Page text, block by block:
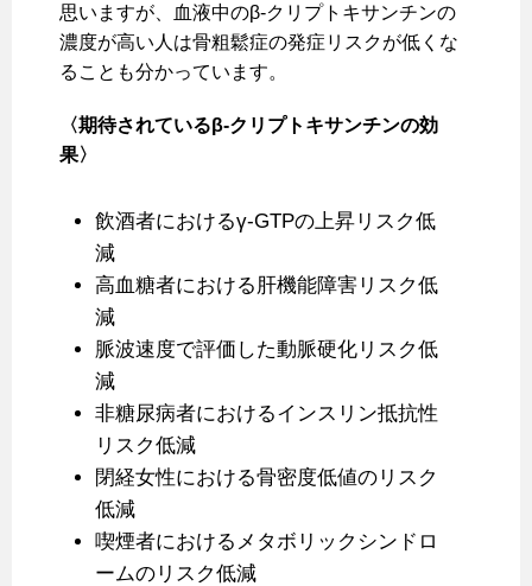
思いますが、血液中のβ-クリプトキサンチンの
濃度が高い人は骨粗鬆症の発症リスクが低くな
ることも分かっています。
〈期待されているβ-クリプトキサンチンの効
果〉
飲酒者におけるγ-GTPの上昇リスク低
減
高血糖者における肝機能障害リスク低
減
脈波速度で評価した動脈硬化リスク低
減
非糖尿病者におけるインスリン抵抗性
リスク低減
閉経女性における骨密度低値のリスク
低減
喫煙者におけるメタボリックシンドロ
ームのリスク低減